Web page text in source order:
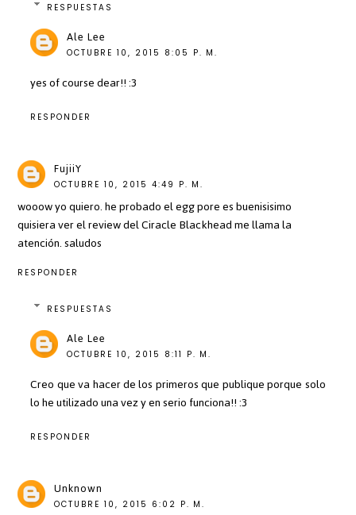
RESPUESTAS
Ale Lee
OCTUBRE 10, 2015 8:05 P. M.
yes of course dear!! :3
RESPONDER
FujiiY
OCTUBRE 10, 2015 4:49 P. M.
wooow yo quiero. he probado el egg pore es buenisisimo
quisiera ver el review del Ciracle Blackhead me llama la
atención. saludos
RESPONDER
RESPUESTAS
Ale Lee
OCTUBRE 10, 2015 8:11 P. M.
Creo que va hacer de los primeros que publique porque solo
lo he utilizado una vez y en serio funciona!! :3
RESPONDER
Unknown
OCTUBRE 10, 2015 6:02 P. M.